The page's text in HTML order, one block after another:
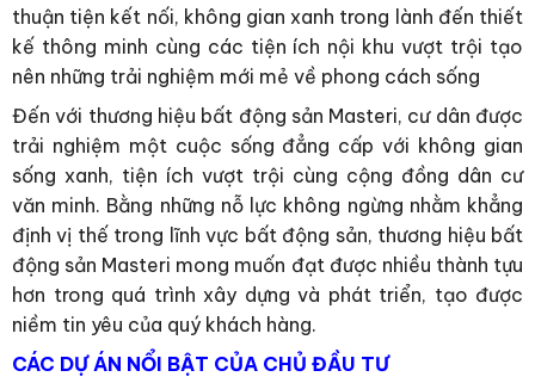
thuận tiện kết nối, không gian xanh trong lành đến thiết
kế thông minh cùng các tiện ích nội khu vượt trội tạo
nên những trải nghiệm mới mẻ về phong cách sống
Đến với thương hiệu bất động sản Masteri, cư dân được
trải nghiệm một cuộc sống đẳng cấp với không gian
sống xanh, tiện ích vượt trội cùng cộng đồng dân cư
văn minh. Bằng những nỗ lực không ngừng nhằm khẳng
định vị thế trong lĩnh vực bất động sản, thương hiệu bất
động sản Masteri mong muốn đạt được nhiều thành tựu
hơn trong quá trình xây dựng và phát triển, tạo được
niềm tin yêu của quý khách hàng.
CÁC DỰ ÁN NỔI BẬT CỦA CHỦ ĐẦU TƯ